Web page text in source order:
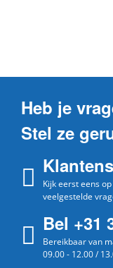
Heb je
Stel ze
Kijk eerst eens
veelgestelde
Bel +31
Bereikbaar van
09.00 - 12.00 /